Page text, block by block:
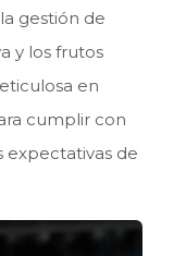
gestión de
y los frutos
en
cumplir con
expectativas de